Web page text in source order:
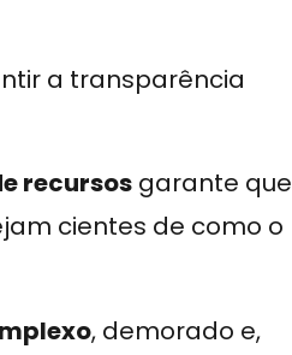
a transparência
recursos garante que
cientes de como o
, demorado e,